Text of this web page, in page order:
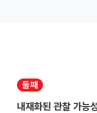
둘째
내재화된 관찰 가